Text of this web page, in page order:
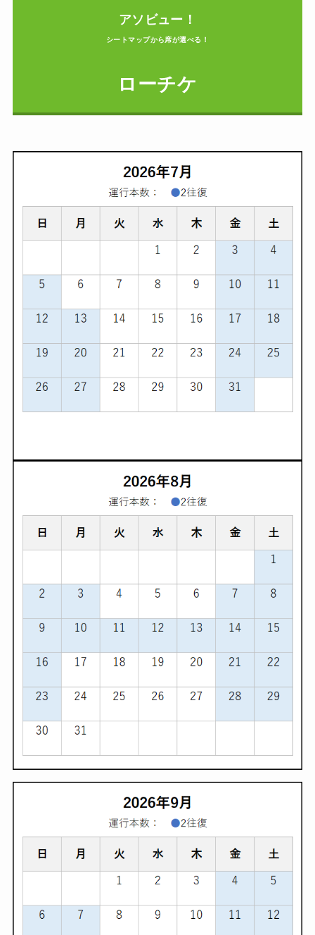
アソビュー！
シートマップから席が選べる！
ローチケ